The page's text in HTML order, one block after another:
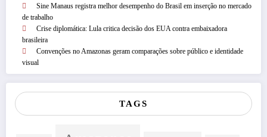
Sine Manaus registra melhor desempenho do Brasil em inserção no mercado
de trabalho
Crise diplomática: Lula critica decisão dos EUA contra embaixadora
brasileira
Convenções no Amazonas geram comparações sobre público e identidade
visual
TAGS